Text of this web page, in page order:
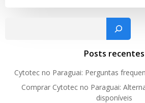
Pesquisar
Posts recentes
Cytotec no Paraguai: Perguntas
Comprar Cytotec no Paraguai:
disponíveis